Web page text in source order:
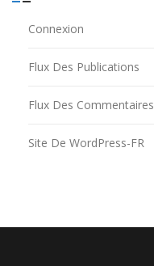
Connexion
Flux Des Publications
Flux Des Commentaires
Site De WordPress-FR